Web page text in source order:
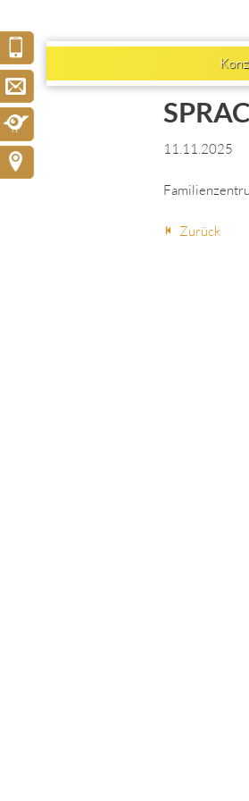
11.11.2025
Zurück